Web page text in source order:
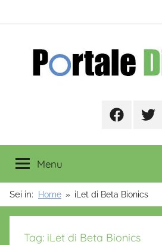
Facebook
Menu
Sei in: Home iLet di Beta Bionics
Tag: iLet di Beta Bionics